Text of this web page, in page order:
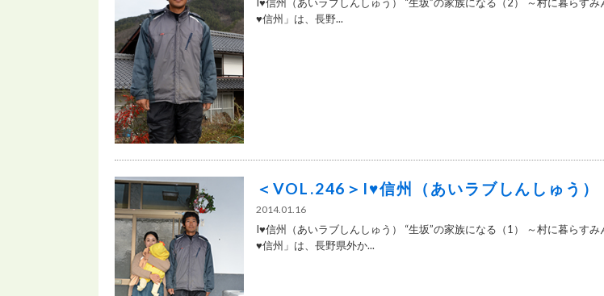
♥信州」は、長野...
＜VOL.246＞I♥信州（あいラブしんしゅう）
2014.01.16
I♥信州（あいラブしんしゅう） “生坂”の家族になる（1） ～村に暮らす
♥信州」は、長野県外か...